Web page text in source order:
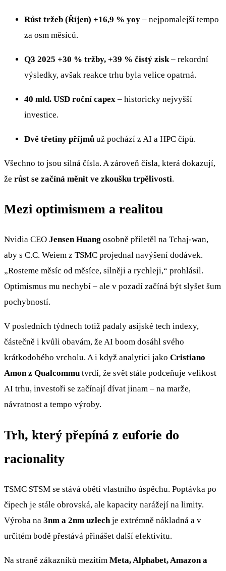
Růst tržeb (Říjen) +16,9 % yoy – nejpomalejší tempo
za osm měsíců.
Q3 2025 +30 % tržby, +39 % čistý zisk – rekordní
výsledky, avšak reakce trhu byla velice opatrná.
40 mld. USD roční capex – historicky nejvyšší
investice.
Dvě třetiny příjmů už pochází z AI a HPC čipů.
Všechno to jsou silná čísla. A zároveň čísla, která dokazují,
že růst se začíná měnit ve zkoušku trpělivosti.
Mezi optimismem a realitou
Nvidia CEO Jensen Huang osobně přiletěl na Tchaj-wan,
aby s C.C. Weiem z TSMC projednal navýšení dodávek.
„Rosteme měsíc od měsíce, silněji a rychleji,“ prohlásil.
Optimismus mu nechybí – ale v pozadí začíná být slyšet šum
pochybností.
V posledních týdnech totiž padaly asijské tech indexy,
částečně i kvůli obavám, že AI boom dosáhl svého
krátkodobého vrcholu. A i když analytici jako Cristiano
Amon z Qualcommu tvrdí, že svět stále podceňuje velikost
AI trhu, investoři se začínají dívat jinam – na marže,
návratnost a tempo výroby.
Trh, který přepíná z euforie do
racionality
TSMC $TSM se stává obětí vlastního úspěchu. Poptávka po
čipech je stále obrovská, ale kapacity narážejí na limity.
Výroba na 3nm a 2nm uzlechje extrémně nákladná a v
určitém bodě přestává přinášet další efektivitu.
Na straně zákazníků mezitím Meta, Alphabet, Amazon a